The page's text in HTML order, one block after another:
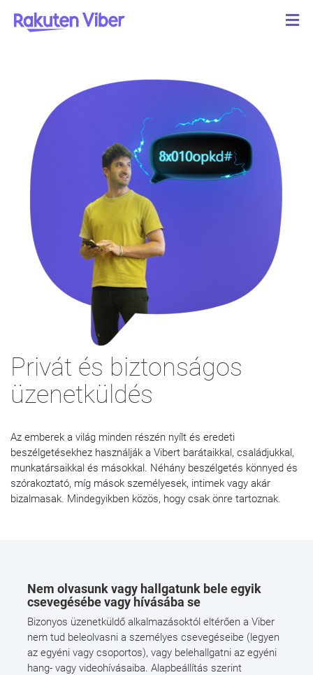
Privát és biztonságos
üzenetküldés
Az emberek a világ minden részén nyílt és eredeti
beszélgetésekhez használják a Vibert barátaikkal, családjukkal,
munkatársaikkal és másokkal. Néhány beszélgetés könnyed és
szórakoztató, míg mások személyesek, intimek vagy akár
bizalmasak. Mindegyikben közös, hogy csak önre tartoznak.
Nem olvasunk vagy hallgatunk bele egyik
csevegésébe vagy hívásába se
Bizonyos üzenetküldő alkalmazásoktól eltérően a Viber
nem tud beleolvasni a személyes csevegéseibe (legyen
az egyéni vagy csoportos), vagy belehallgatni az egyéni
hang- vagy videohívásaiba. Alapbeállítás szerint